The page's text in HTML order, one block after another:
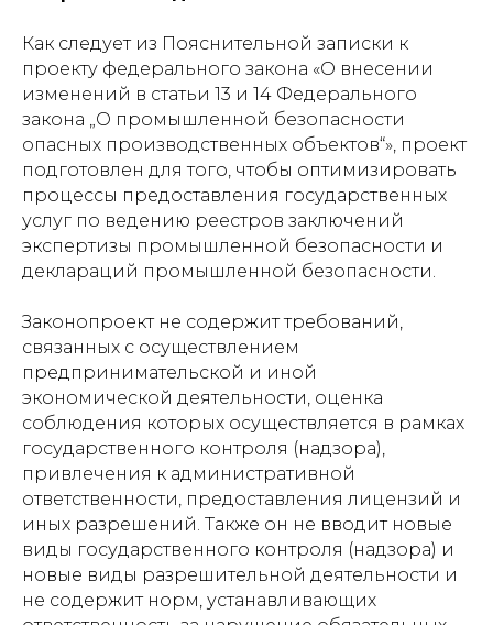
Как следует из Пояснительной записки к
проекту федерального закона «О внесении
изменений в статьи 13 и 14 Федерального
закона „О промышленной безопасности
опасных производственных объектов“», проект
подготовлен для того, чтобы оптимизировать
процессы предоставления государственных
услуг по ведению реестров заключений
экспертизы промышленной безопасности и
деклараций промышленной безопасности.
Законопроект не содержит требований,
связанных с осуществлением
предпринимательской и иной
экономической деятельности, оценка
соблюдения которых осуществляется в рамках
государственного контроля (надзора),
привлечения к административной
ответственности, предоставления лицензий и
иных разрешений. Также он не вводит новые
виды государственного контроля (надзора) и
новые виды разрешительной деятельности и
не содержит норм, устанавливающих